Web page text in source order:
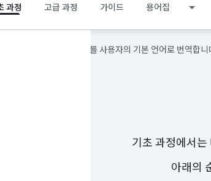
과정 고급 과정 가이드 용어집
기술을 사용하여 콘텐츠를 사용자의 기본 언어로 번역합
기초 과정에서는
아래의